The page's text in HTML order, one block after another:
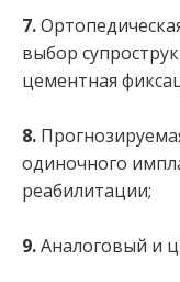
7.
выбор
цементная
8.
одиночного
реабилитации;
9.Аналоговый и